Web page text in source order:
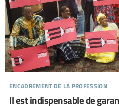
encadrement de la profession
Il est indispensable de